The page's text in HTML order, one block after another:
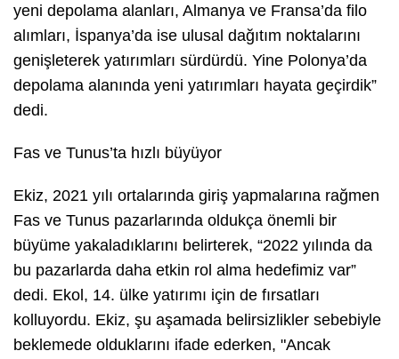
yeni depolama alanları, Almanya ve Fransa’da filo
alımları, İspanya’da ise ulusal dağıtım noktalarını
genişleterek yatırımları sürdürdü. Yine Polonya’da
depolama alanında yeni yatırımları hayata geçirdik”
dedi.
Fas ve Tunus’ta hızlı büyüyor
Ekiz, 2021 yılı ortalarında giriş yapmalarına rağmen
Fas ve Tunus pazarlarında oldukça önemli bir
büyüme yakaladıklarını belirterek, “2022 yılında da
bu pazarlarda daha etkin rol alma hedefimiz var”
dedi. Ekol, 14. ülke yatırımı için de fırsatları
kolluyordu. Ekiz, şu aşamada belirsizlikler sebebiyle
beklemede olduklarını ifade ederken, "Ancak